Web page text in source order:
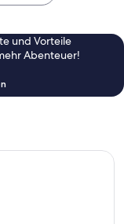
und Vorteile
Abenteuer!